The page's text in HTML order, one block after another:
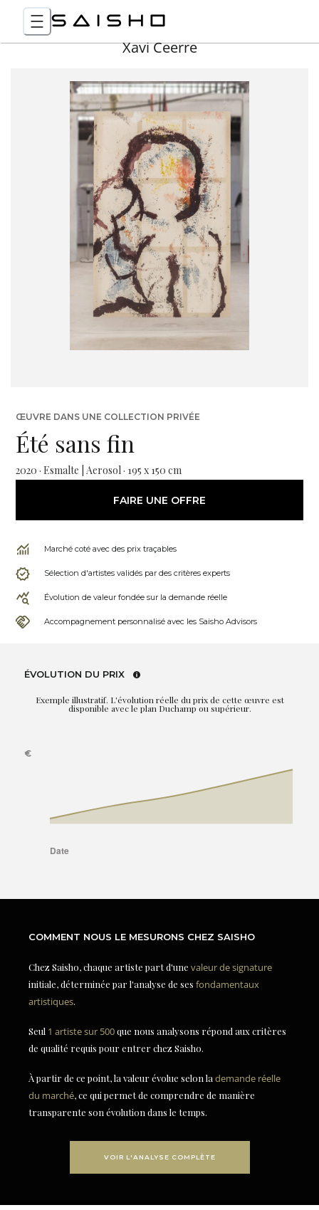
Xavi Ceerre
ŒUVRE DANS UNE COLLECTION PRIVÉE
Été sans fin
2020 · Esmalte | Aerosol · 195 x 150 cm
FAIRE UNE OFFRE
Marché coté avec des prix traçables
Sélection d'artistes validés par des critères experts
Évolution de valeur fondée sur la demande réelle
Accompagnement personnalisé avec les Saisho Advisors
ÉVOLUTION DU PRIX
Exemple illustratif. L'évolution réelle du prix de cette œuvre est
disponible avec le plan Duchamp ou supérieur.
COMMENT NOUS LE MESURONS CHEZ SAISHO
Chez Saisho, chaque artiste part d'une valeur de signature
initiale, déterminée par l'analyse de ses fondamentaux
artistiques.
Seul 1 artiste sur 500que nous analysons répond aux critères
de qualité requis pour entrer chez Saisho.
À partir de ce point, la valeur évolue selon la demande réelle
du marché, ce qui permet de comprendre de manière
transparente son évolution dans le temps.
VOIR L'ANALYSE COMPLÈTE